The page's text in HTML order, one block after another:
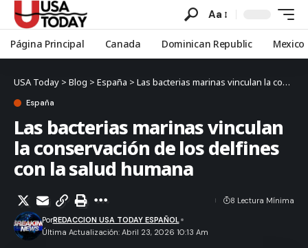
Aa
Página Principal Canada Dominican Republic Mexico
USA Today > Blog > España > Las bacterias marinas vinculan la conservación de los delfines con la salud humana
España
Las bacterias marinas vinculan
la conservación de los delfines
con la salud humana
Última Actualización: Abril 23, 2026 10:13 Am
PorREDACCION USA TODAY ESPAÑOL
8 Lectura Mínima